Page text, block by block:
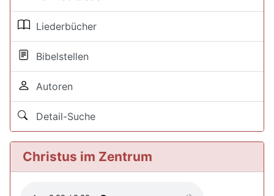
Liederbücher
Bibelstellen
Autoren
Detail-Suche
Christus im Zentrum